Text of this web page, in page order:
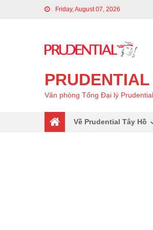
Friday, August 07, 2026
Văn phòng Tổng Đại lý
Về Prudential Tây Hồ